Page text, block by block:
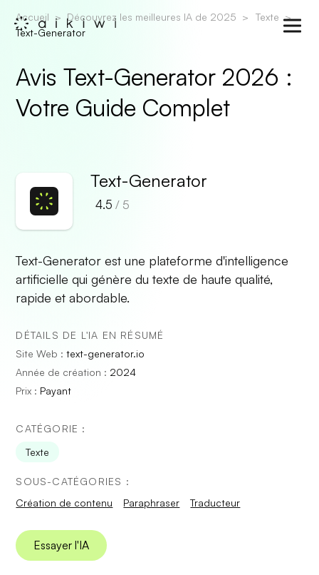
Accueil Découvrez les meilleures IA de 2025
Texte
Text-Generator
Avis Text-Generator 2026 :
Votre Guide Complet
Text-Generator
4.5 / 5
Text-Generator est une plateforme d'intelligence
artificielle qui génère du texte de haute qualité,
rapide et abordable.
DÉTAILS DE L'IA EN RÉSUMÉ
Site Web :text-generator.io
Année de création : 2024
Prix : Payant
CATÉGORIE :
Texte
SOUS-CATÉGORIES :
Création de contenu
Paraphraser Traducteur
Essayer l'IA